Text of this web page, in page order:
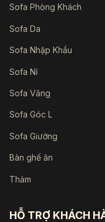
Sofa Phòng Khách
Sofa Da
Sofa Nhập Khẩu
Sofa Nỉ
Sofa Văng
Sofa Góc L
Sofa Giường
Bàn ghế ăn
Thảm
HỖ TRỢ KHÁCH